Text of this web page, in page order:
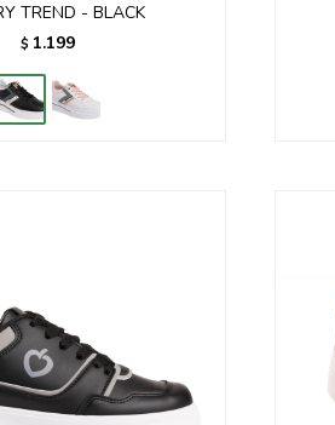
TREND - BLACK
$ 1.199